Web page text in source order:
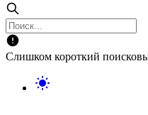
Слишком короткий